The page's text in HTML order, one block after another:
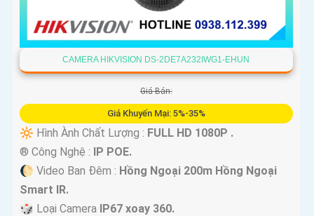
CAMERA HIKVISION DS-2DE7A232IWG1-EHUN
Giá Bán:
Giá Khuyến Mại: 5%-35%
🔆 Hình Ành Chất Lượng : FULL HD 1080P .
®️ Công Nghệ : IP POE.
🌔 Video Ban Đêm : Hồng Ngoại 200m Hồng Ngoại
Smart IR.
🎲 Loại Camera IP67 xoay 360.